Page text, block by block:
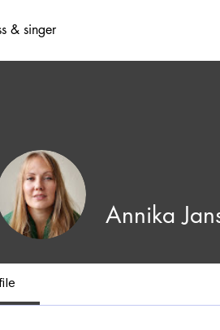
& singer
Annika